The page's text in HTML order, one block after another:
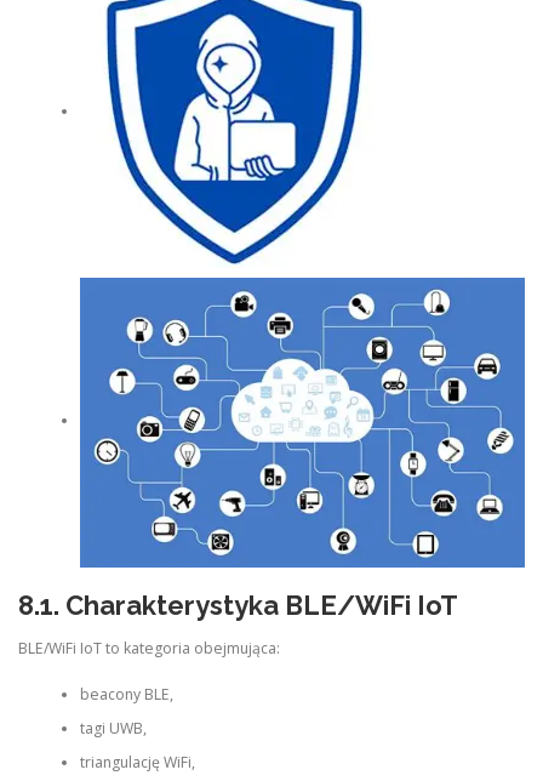
8.1. Charakterystyka BLE/WiFi IoT
BLE/WiFi IoT to kategoria obejmująca:
beacony BLE,
tagi UWB,
triangulację WiFi,